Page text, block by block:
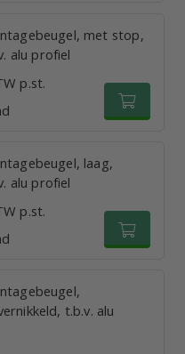
met stop,
alu profiel
p.st.
laag,
alu profiel
p.st.
t.b.v. alu